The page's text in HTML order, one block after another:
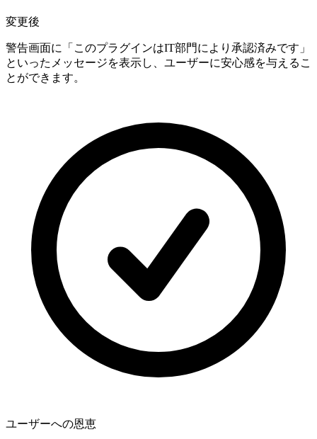
変更後
警告画面に「このプラグインはIT部門により承認済みです」
といったメッセージを表示し、ユーザーに安心感を与えるこ
とができます。
ユーザーへの恩恵